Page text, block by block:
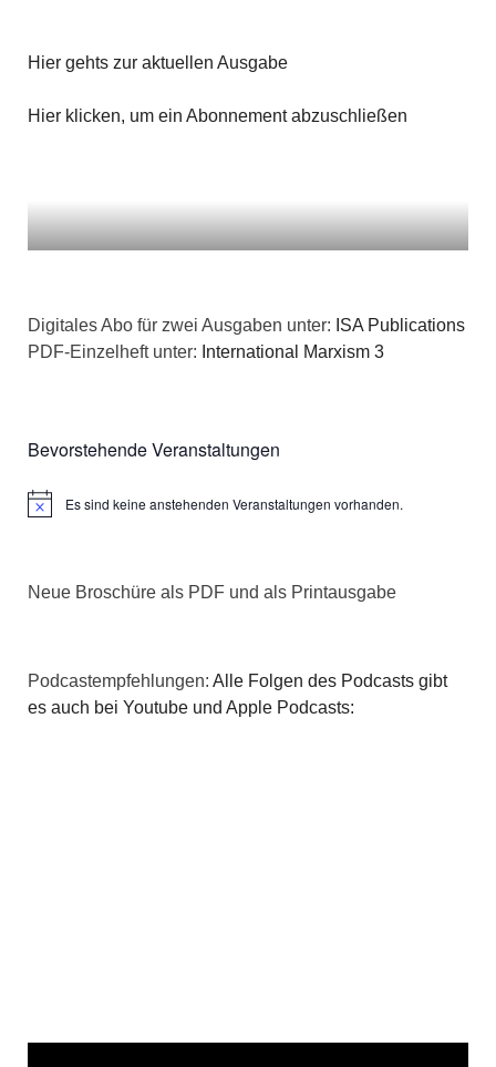
Hier gehts zur aktuellen Ausgabe
Hier klicken, um ein Abonnement abzuschließen
Digitales Abo für zwei Ausgaben unter: ISA Publications
PDF-Einzelheft unter: International Marxism 3
Bevorstehende Veranstaltungen
HinweisEs sind keine anstehenden Veranstaltungen vorhanden.
Neue Broschüre als PDF und als Printausgabe
Podcastempfehlungen: Alle Folgen des Podcasts gibt
es auch bei Youtube und Apple Podcasts: